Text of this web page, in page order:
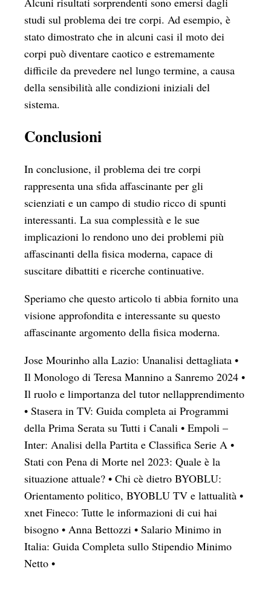
studi sul problema dei tre corpi. Ad esempio, è
stato dimostrato che in alcuni casi il moto dei
corpi può diventare caotico e estremamente
difficile da prevedere nel lungo termine, a causa
della sensibilità alle condizioni iniziali del
sistema.
Conclusioni
In conclusione, il problema dei tre corpi
rappresenta una sfida affascinante per gli
scienziati e un campo di studio ricco di spunti
interessanti. La sua complessità e le sue
implicazioni lo rendono uno dei problemi più
affascinanti della fisica moderna, capace di
suscitare dibattiti e ricerche continuative.
Speriamo che questo articolo ti abbia fornito una
visione approfondita e interessante su questo
affascinante argomento della fisica moderna.
Jose Mourinho alla Lazio: Unanalisi dettagliata •
Il Monologo di Teresa Mannino a Sanremo 2024 •
Il ruolo e limportanza del tutor nellapprendimento
• Stasera in TV: Guida completa ai Programmi
della Prima Serata su Tutti i Canali • Empoli –
Inter: Analisi della Partita e Classifica Serie A •
Stati con Pena di Morte nel 2023: Quale è la
situazione attuale? • Chi cè dietro BYOBLU:
Orientamento politico, BYOBLU TV e lattualità •
xnet Fineco: Tutte le informazioni di cui hai
bisogno • Anna Bettozzi • Salario Minimo in
Italia: Guida Completa sullo Stipendio Minimo
Netto •